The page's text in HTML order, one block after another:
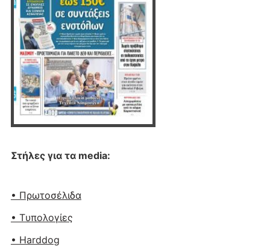
Στήλες για τα media:
• Πρωτοσέλιδα
• Tυπολογίες
• Harddog